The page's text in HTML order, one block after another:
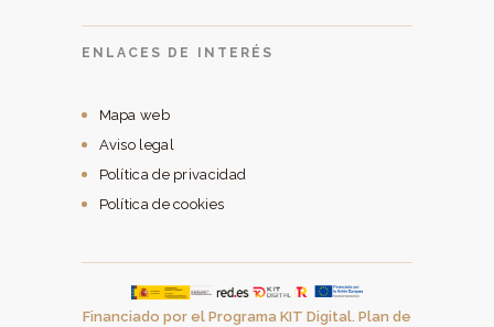
ENLACES DE INTERÉS
Mapa web
Aviso legal
Política de privacidad
Política de cookies
Financiado por el Programa KIT Digital. Plan de